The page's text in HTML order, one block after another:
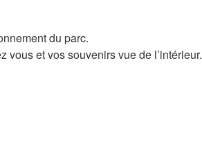
du parc.
vous et vos souvenirs vue de l’intérieur.